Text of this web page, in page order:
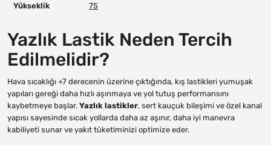
Yükseklik 75
Yazlık Lastik Neden Tercih
Edilmelidir?
Hava sıcaklığı +7 derecenin üzerine çıktığında, kış lastikleri yumuşak
yapıları gereği daha hızlı aşınmaya ve yol tutuş performansını
kaybetmeye başlar. Yazlık lastikler, sert kauçuk bileşimi ve özel kanal
yapısı sayesinde sıcak yollarda daha az aşınır, daha iyi manevra
kabiliyeti sunar ve yakıt tüketiminizi optimize eder.